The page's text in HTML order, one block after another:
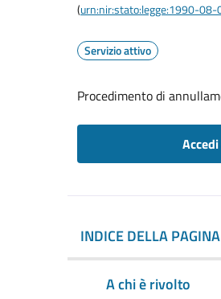
(urn:nir:stato:legge:1990-08-
Servizio attivo
Procedimento di
INDICE DELLA PAGINA
A chi è rivolto